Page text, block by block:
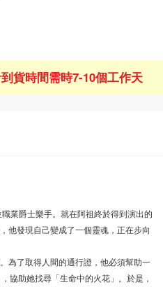
貨時間需時7-10個工作天
業爵士樂手。就在阿祖終於得到演出的
他發現自己變成了一個靈魂，正在步向
了取得人間的通行證，他必須幫助一
助她找尋「生命中的火花」。於是，